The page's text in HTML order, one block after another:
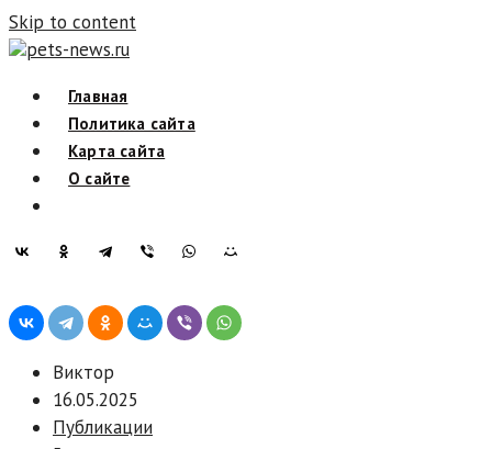
Skip to content
pets-news.ru
Главная
Политика сайта
Карта сайта
О сайте
Виктор
16.05.2025
Публикации